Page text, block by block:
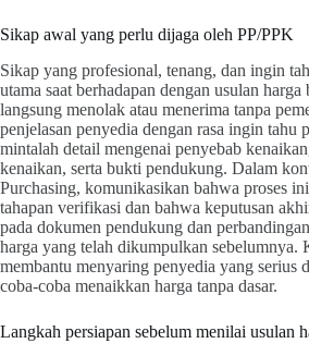
Sikap awal yang perlu dijaga oleh PP/PPK
Sikap yang profesional, tenang, dan ingin
utama saat berhadapan dengan usulan harga
langsung menolak atau menerima tanpa
penjelasan penyedia dengan rasa ingin
mintalah detail mengenai penyebab
kenaikan, serta bukti pendukung. Dalam
Purchasing, komunikasikan bahwa proses
tahapan verifikasi dan bahwa keputusan
pada dokumen pendukung dan
harga yang telah dikumpulkan sebelumnya.
membantu menyaring penyedia yang serius
coba-coba menaikkan harga tanpa dasar.
Langkah persiapan sebelum menilai usulan